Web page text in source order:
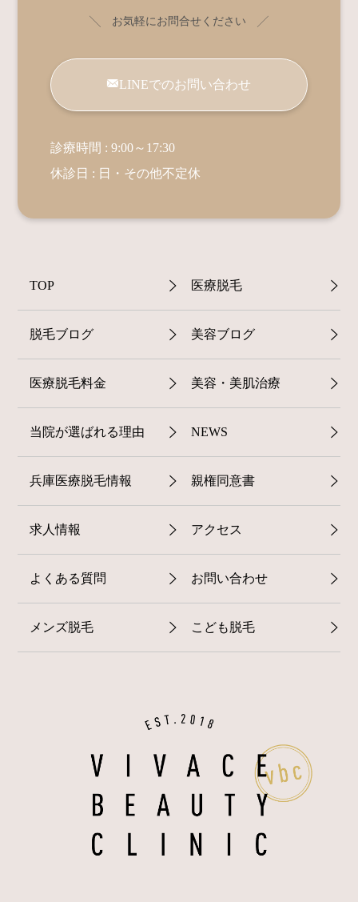
TOP 医療脱毛
脱毛ブログ 美容ブログ
医療脱毛料金 美容・美肌治療
当院が選ばれる理由 NEWS
兵庫医療脱毛情報 親権同意書
求人情報 アクセス
よくある質問 お問い合わせ
メンズ脱毛 こども脱毛
╲ お気軽にお問合せください ╱
LINEでのお問い合わせ
診療時間 : 9:00～17:30
休診日 : 日・その他不定休